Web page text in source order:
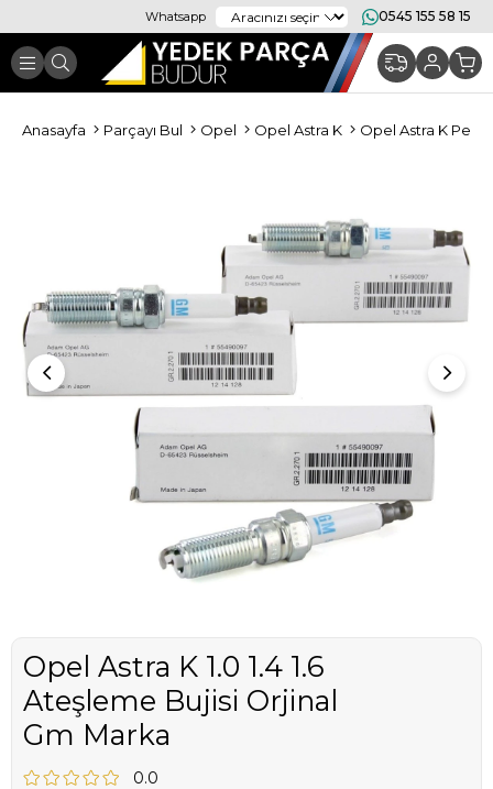
Whatsapp 0545 155 58 15
Anasayfa Parçayı Bul Opel Opel Astra K Opel Astra K
Opel Astra K 1.0 1.4 1.6
Ateşleme Bujisi Orjinal
Gm Marka
0.0